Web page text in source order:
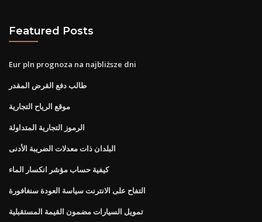
Featured Posts
Eur pln prognoza na najbliższe dni
طالب دفع القرض المقدر
موقع الرياح التجارية
الرموز التجارية المتداولة
البلدان ذات معدلات الضريبة الأدنى
كيفية حساب مؤشر انكسار الماء
التفاح على الانترنت سياسة العودة سنغافورة
تمويل السيارات مضمون القيمة المستقبلية